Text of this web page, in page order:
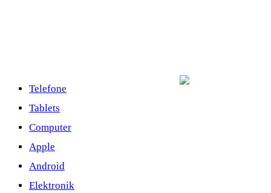
Telefone
Tablets
Computer
Apple
Android
Elektronik